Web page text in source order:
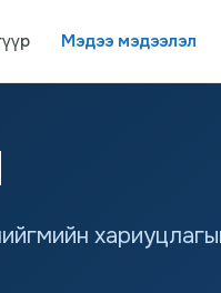
Мэдээ мэдээлэл